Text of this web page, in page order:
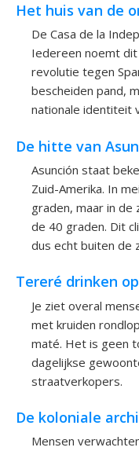
Het huis van de
De Casa de la
Iedereen noemt
revolutie tegen
bescheiden pand,
nationale identiteit
De hitte van
Asunción staat
Zuid-Amerika. In
graden, maar in
de 40 graden. Dit
dus echt buiten de
Tereré drinken
Je ziet overal
met kruiden
maté. Het is geen
dagelijkse
straatverkopers.
De koloniale
Mensen